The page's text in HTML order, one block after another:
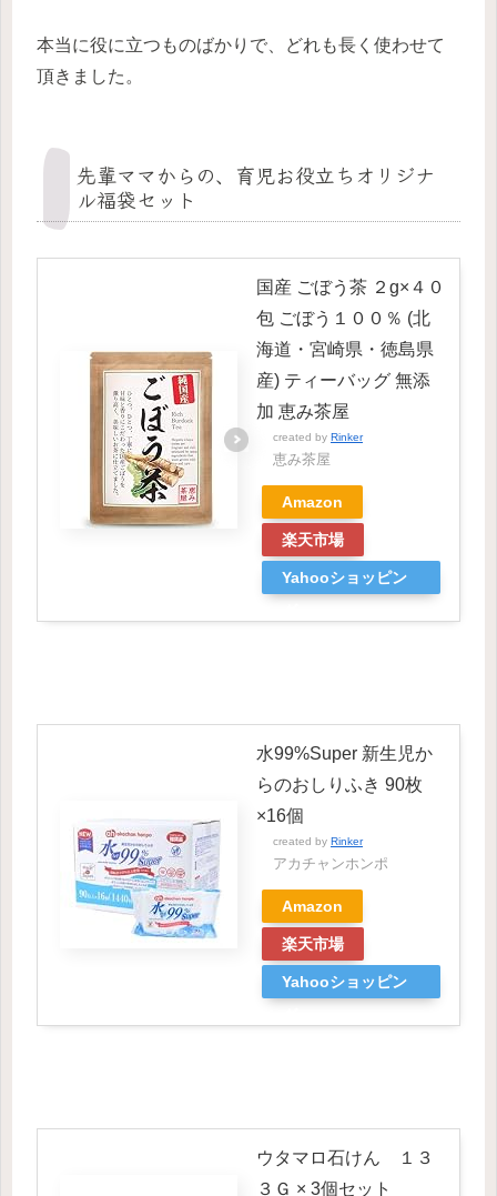
本当に役に立つものばかりで、どれも長く使わせて
頂きました。
先輩ママからの、育児お役立ちオリジナ
ル福袋セット
国産 ごぼう茶 ２g×４０
包 ごぼう１００％ (北
海道・宮崎県・徳島県
産) ティーバッグ 無添
加 恵み茶屋
created by Rinker
恵み茶屋
Amazon
楽天市場
Yahooショッピン
水99%Super 新生児か
らのおしりふき 90枚
×16個
created by Rinker
アカチャンホンポ
Amazon
楽天市場
Yahooショッピン
ウタマロ石けん １３
３Ｇ × 3個セット